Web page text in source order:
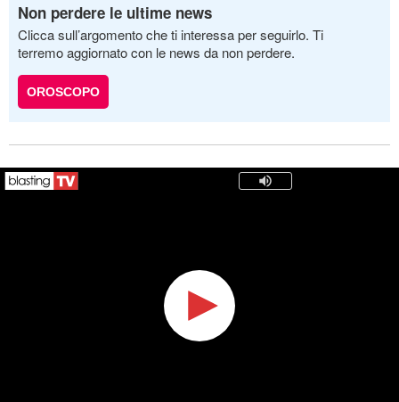
Non perdere le ultime news
Clicca sull’argomento che ti interessa per seguirlo. Ti
terremo aggiornato con le news da non perdere.
OROSCOPO